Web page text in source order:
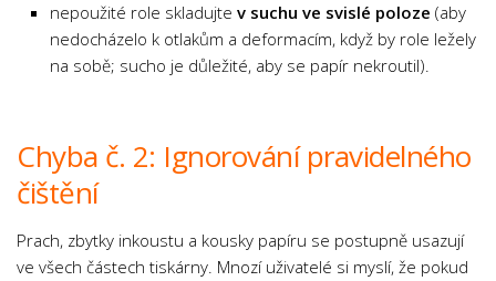
nepoužité role skladujte v suchu ve svislé poloze (aby
nedocházelo k otlakům a deformacím, když by role ležely
na sobě; sucho je důležité, aby se papír nekroutil).
Chyba č. 2: Ignorování pravidelného
čištění
Prach, zbytky inkoustu a kousky papíru se postupně usazují
ve všech částech tiskárny. Mnozí uživatelé si myslí, že pokud